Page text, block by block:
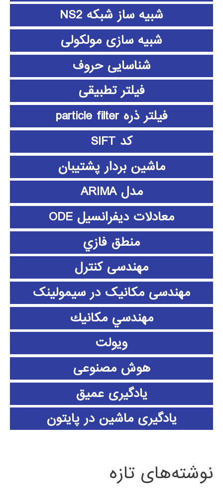
شبیه ساز شبکه NS2
شبیه سازی مولکولی
شناسایی حروف
فیلتر تطبیقی
فیلتر ذره particle filter
کد SIFT
ماشین بردار پشتیبان
مدل ARIMA
معادلات دیفرانسیل ODE
منطق فازي
مهندسی کنترل
مهندسی مکانیک در سیمولینک
مهندسي مكانيك
ویولت
هوش مصنوعی
یادگیری عمیق
یادگیری ماشین در پایتون
نوشته‌های تازه